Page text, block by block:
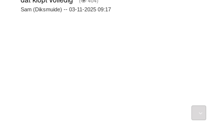
Sam (Diksmuide) -- 03-11-2025 09:17